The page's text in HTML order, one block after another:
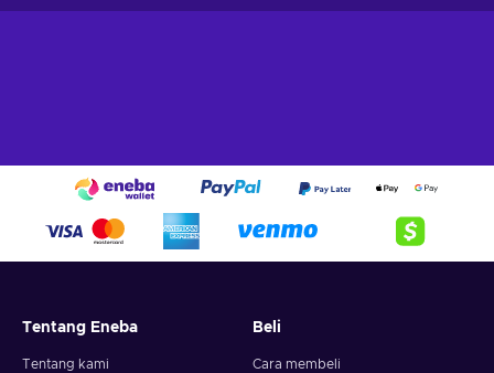
Tentang Eneba
Tentang kami
Beli
Cara membeli